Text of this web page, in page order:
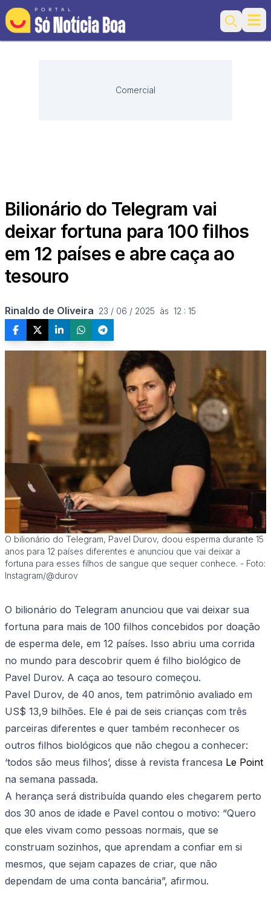
Search
Comercial
Bilionário do Telegram vai
deixar fortuna para 100 filhos
em 12 países e abre caça ao
tesouro
Rinaldo de Oliveira 23 / 06 / 2025  às  12 : 15
O bilionário do Telegram, Pavel Durov, doou esperma durante 15
anos para 12 países diferentes e anunciou que vai deixar a
fortuna para esses filhos de sangue que sequer conhece. - Foto:
Instagram/@durov
O bilionário do Telegram anunciou que vai deixar sua
fortuna para mais de 100 filhos concebidos por doação
de esperma dele, em 12 países. Isso abriu uma corrida
no mundo para descobrir quem é filho biológico de
Pavel Durov. A caça ao tesouro começou.
Pavel Durov, de 40 anos, tem patrimônio avaliado em
US$ 13,9 bilhões. Ele é pai de seis crianças com três
parceiras diferentes e quer também reconhecer os
outros filhos biológicos que não chegou a conhecer:
‘todos são meus filhos’, disse à revista francesa Le Point
na semana passada.
A herança será distribuída quando eles chegarem perto
dos 30 anos de idade e Pavel contou o motivo: “Quero
que eles vivam como pessoas normais, que se
construam sozinhos, que aprendam a confiar em si
mesmos, que sejam capazes de criar, que não
dependam de uma conta bancária”, afirmou.